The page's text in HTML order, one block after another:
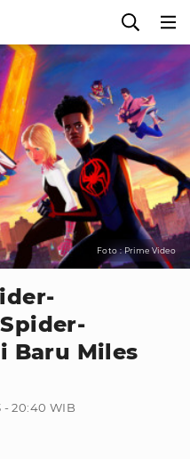
Foto : Prime Video
Baru Miles
- 20:40 WIB